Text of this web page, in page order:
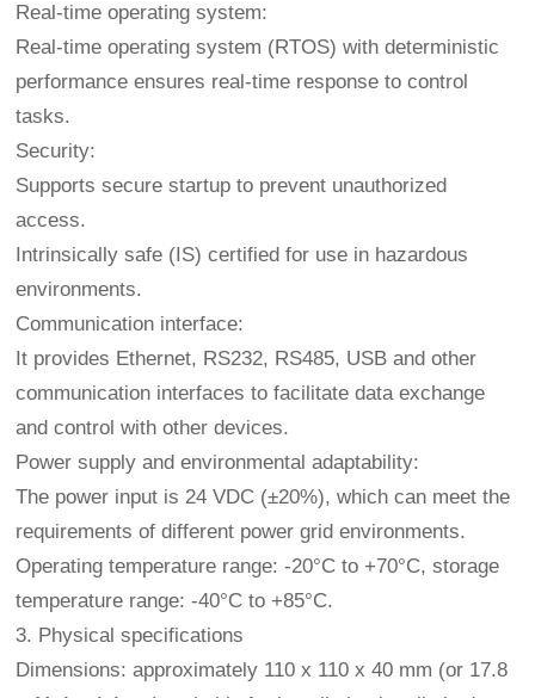
Real-time operating system:
Real-time operating system (RTOS) with deterministic
performance ensures real-time response to control
tasks.
Security:
Supports secure startup to prevent unauthorized
access.
Intrinsically safe (IS) certified for use in hazardous
environments.
Communication interface:
It provides Ethernet, RS232, RS485, USB and other
communication interfaces to facilitate data exchange
and control with other devices.
Power supply and environmental adaptability:
The power input is 24 VDC (±20%), which can meet the
requirements of different power grid environments.
Operating temperature range: -20°C to +70°C, storage
temperature range: -40°C to +85°C.
3. Physical specifications
Dimensions: approximately 110 x 110 x 40 mm (or 17.8